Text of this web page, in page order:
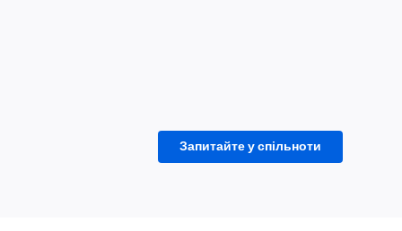
Запитайте у спільноти